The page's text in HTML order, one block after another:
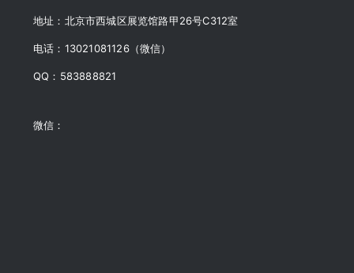
地址：北京市西城区展览馆路甲26号C312室
电话：13021081126（微信）
QQ：583888821
微信：